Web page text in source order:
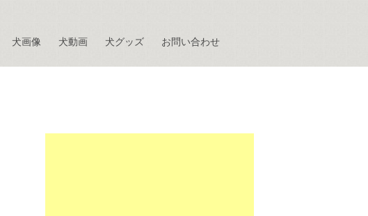
犬画像 犬動画 犬グッズ お問い合わせ